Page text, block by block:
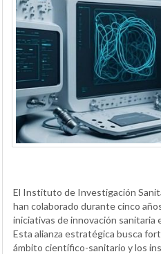
El Instituto de Investigación
han colaborado durante cinco
iniciativas de innovación sanitaria
Esta alianza estratégica busca
ámbito científico-sanitario y los